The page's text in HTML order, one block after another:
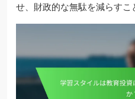
せ、財政的な無駄を減らすこ